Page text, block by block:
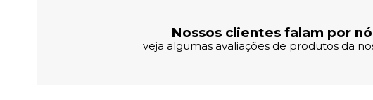
Nossos clientes falam por
veja algumas avaliações de produtos da